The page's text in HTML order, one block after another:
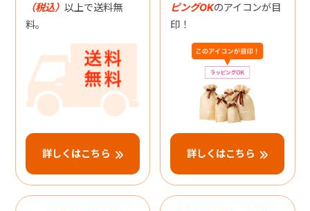
（税込） 以上で送料無
料。
詳しくはこちら
ピングOKのアイコンが目
印！
詳しくはこちら